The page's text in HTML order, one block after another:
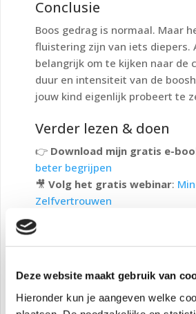
Deze website maakt gebruik van
Hieronder kun je aangeven welke
Conclusie
Boos gedrag is normaal. Maar
fluistering zijn van iets diepers.
belangrijk om te kijken naar de
duur en intensiteit van de
jouw kind eigenlijk probeert te
Verder lezen & doen
👉 Download mijn gratis e-
beter begrijpen
🎥 Volg het gratis webinar:
Zelfvertrouwen
vijf tools die ik inzet tijdens mijn
begeleiding. Je gaat direct een
boos